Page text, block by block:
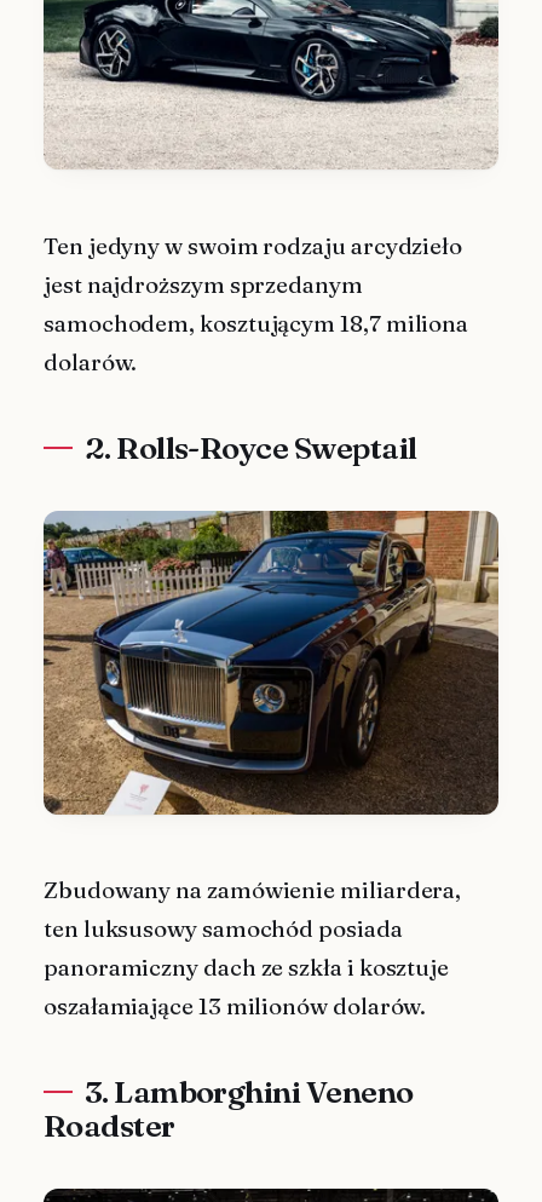
Ten jedyny w swoim rodzaju arcydzieło
jest najdroższym sprzedanym
samochodem, kosztującym 18,7 miliona
dolarów.
2. Rolls-Royce Sweptail
Zbudowany na zamówienie miliardera,
ten luksusowy samochód posiada
panoramiczny dach ze szkła i kosztuje
oszałamiające 13 milionów dolarów.
3. Lamborghini Veneno
Roadster